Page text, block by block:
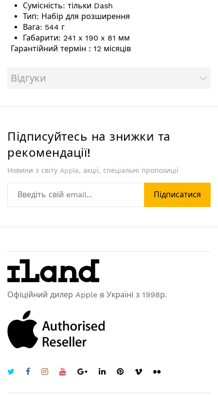
Сумісність: тільки Dash
Тип: Набір для розширення
Вага: 544 г
Габарити: 241 x 190 x 81 мм
Гарантійний термін : 12 місяців
Відгуки
Підписуйтесь на знижки та
рекомендації!
Новини з світу Apple, акції, спеціальні пропозиції
Підписатися
Офіційний дилер Apple в Україні з 1998р.